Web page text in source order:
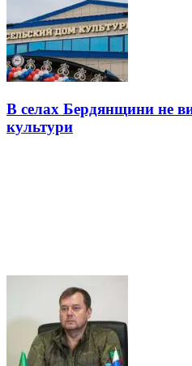
В селах Бердянщини не
культури